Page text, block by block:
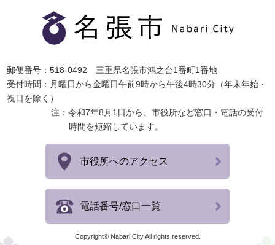
郵便番号：518-0492 三重県名張市鴻之台1番町1番地
受付時間：月曜日から金曜日午前9時から午後4時30分（年末年始・
祝日を除く）
注：令和7年8月1日から、市役所など窓口・電話の受付
時間を短縮しています。
市役所へのアクセス
電話番号/窓口一覧
Copyright© Nabari City All rights reserved.